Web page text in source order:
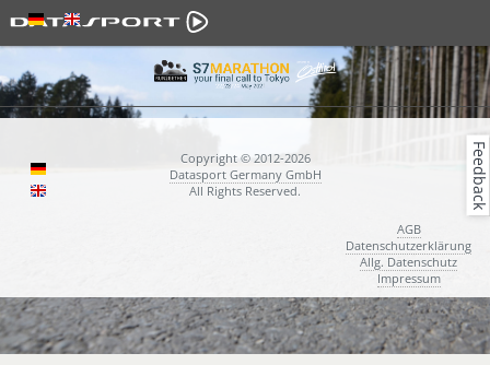
Copyright © 2012-2026
Datasport Germany GmbH
All Rights Reserved.
AGB
Datenschutzerklärung
Allg. Datenschutz
Impressum
Feedback